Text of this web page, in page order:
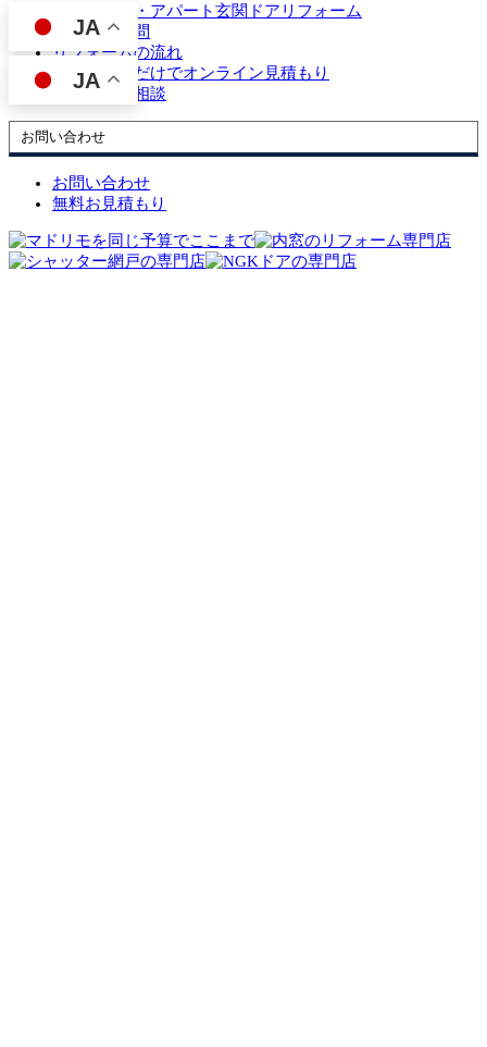
JA
JA
マンション・アパート玄関ドアリフォーム
よくある質問
リフォームの流れ
写真を送るだけでオンライン見積もり
オンライン相談
お問い合わせ
お問い合わせ
無料お見積もり